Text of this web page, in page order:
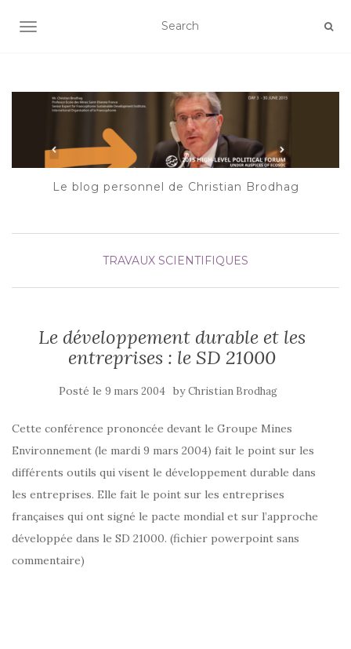
AFFICHER/MASQUER LA NAVIGATION
Le blog personnel de Christian Brodhag
TRAVAUX SCIENTIFIQUES
Le développement durable et les
entreprises : le SD 21000
Posté le 9 mars 2004 byChristian Brodhag
Cette conférence prononcée devant le Groupe Mines
Environnement (le mardi 9 mars 2004) fait le point sur les
différents outils qui visent le développement durable dans
les entreprises. Elle fait le point sur les entreprises
françaises qui ont signé le pacte mondial et sur l’approche
développée dans le SD 21000. (fichier powerpoint sans
commentaire)